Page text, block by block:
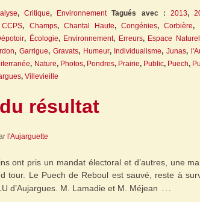
, Critique, EnvironnementTagués avec : 2013,
CCPS, Champs, Chantal Haute,Congénies,Corbière,
, Écologie, Environnement, Erreurs, Espace
, Garrigue, Gravats, Humeur, Individualisme,Junas,
, Nature, Photos, Pondres, Prairie, Public, Puech,
,Villevieille
résultat
l'Aujarguette
ont pris un mandat électoral et d’autres, une
tour. Le Puech de Reboul est sauvé, reste à
d’Aujargues. M. Lamadie et M. Méjean …